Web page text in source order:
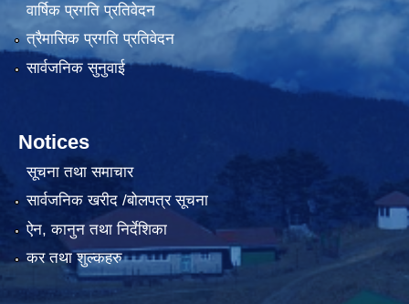
वार्षिक प्रगति प्रतिवेदन
त्रैमासिक प्रगति प्रतिवेदन
सार्वजनिक सुनुवाई
Notices
सूचना तथा समाचार
सार्वजनिक खरीद /बोलपत्र सूचना
ऐन, कानुन तथा निर्देशिका
कर तथा शुल्कहरु